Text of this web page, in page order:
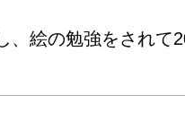
絵の勉強をされて